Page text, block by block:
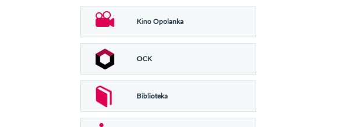
Kino Opolanka
OCK
Biblioteka